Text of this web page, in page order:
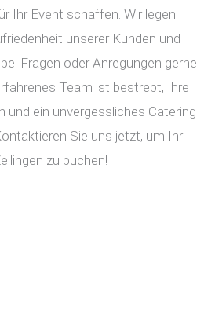
Ihr Event schaffen. Wir legen
unserer Kunden und
Fragen oder Anregungen gerne
Team ist bestrebt, Ihre
und ein unvergessliches Catering
Sie uns jetzt, um Ihr
zu buchen!